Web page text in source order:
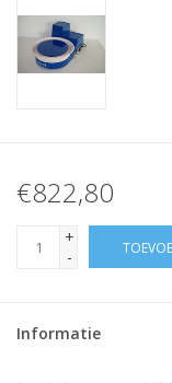
€822,80
+
-
Informatie